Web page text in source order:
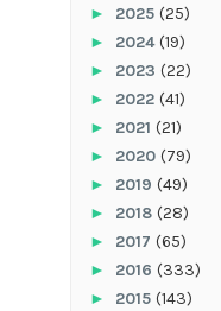
► 2025 (25)
► 2024(19)
► 2023 (22)
► 2022 (41)
► 2021 (21)
► 2020 (79)
► 2019 (49)
► 2018 (28)
► 2017 (65)
► 2016 (333)
► 2015 (143)